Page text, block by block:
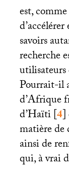
est,
savoirs
recherche
utilisateurs
Pourrait-il
d’Afrique
d’Haïti[4]
matière
ainsi de
qui, à vrai